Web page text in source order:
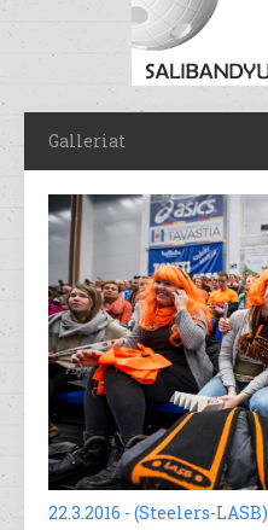
Galleriat
22.3.2016 - (Steelers-LASB)